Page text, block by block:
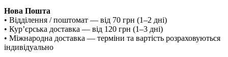
Нова Пошта
• Відділення / поштомат — від 70 грн (1–2 дні)
• Курʼєрська доставка — від 120 грн (1–3 дні)
• Міжнародна доставка — терміни та вартість розраховуються
індивідуально